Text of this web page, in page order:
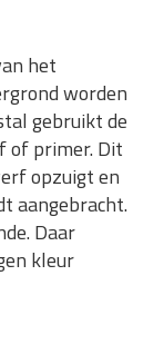
het
worden
gebruikt de
of primer. Dit
opzuigt en
aangebracht.
Daar
kleur